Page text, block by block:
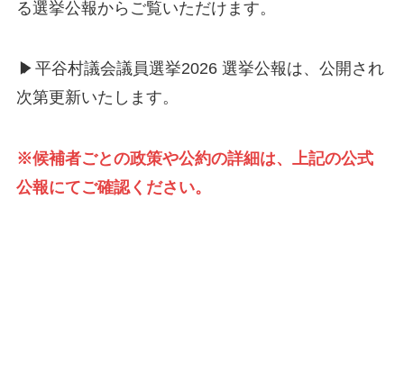
る選挙公報からご覧いただけます。
▶ 平谷村議会議員選挙2026 選挙公報は、公開され
次第更新いたします。
※候補者ごとの政策や公約の詳細は、上記の公式
公報にてご確認ください。